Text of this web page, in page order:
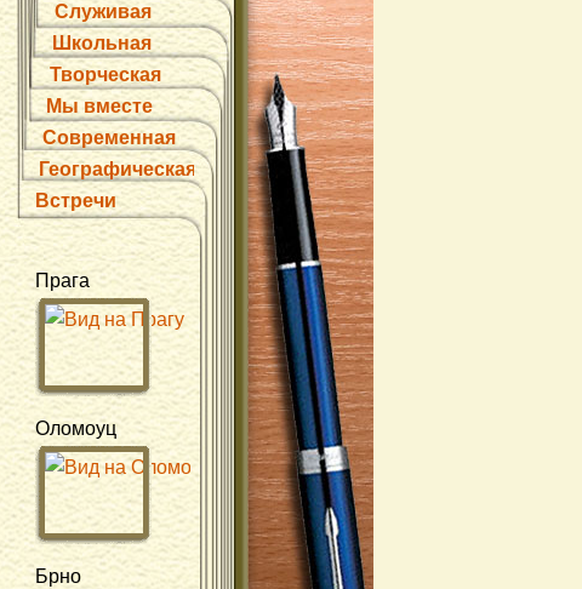
Служивая
Школьная
Творческая
Мы вместе
Современная
Географическая
Встречи
Прага
Оломоуц
Брно